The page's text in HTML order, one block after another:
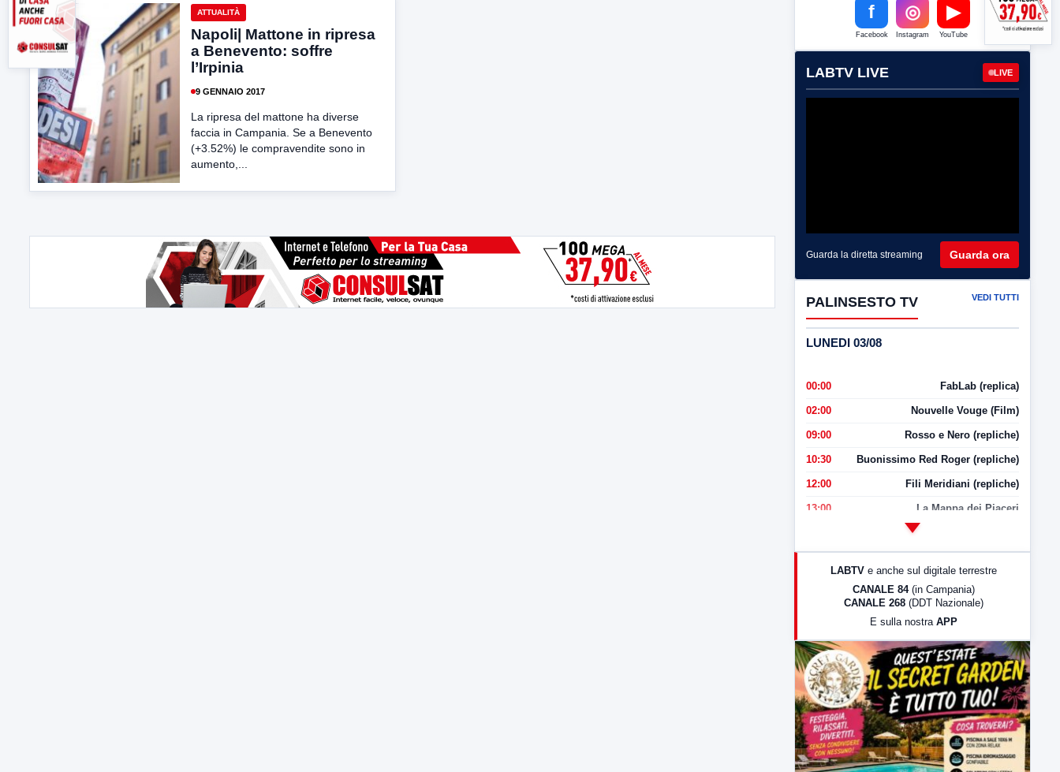
ATTUALITÀ
Napoli| Mattone in ripresa
a Benevento: soffre
l’Irpinia
9 GENNAIO 2017
La ripresa del mattone ha diverse
faccia in Campania. Se a Benevento
(+3.52%) le compravendite sono in
aumento,...
f
Facebook
◎
Instagram
▶
YouTube
LABTV LIVE LIVE
Guarda la diretta streaming Guarda ora
PALINSESTO TV VEDI TUTTI
LUNEDI 03/08
00:00 FabLab (replica)
02:00 Nouvelle Vouge (Film)
09:00 Rosso e Nero (repliche)
10:30 Buonissimo Red Roger (repliche)
12:00 Fili Meridiani (repliche)
13:00 La Mappa dei Piaceri
LabNews (Diretta)
23:00 LabNews (replica)
LABTV e anche sul digitale terrestre
CANALE 84 (in Campania)
CANALE 268 (DDT Nazionale)
E sulla nostra APP